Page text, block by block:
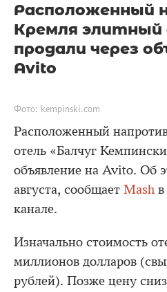
Расположенный
Кремля элитный
продали через
Avito
Фото: kempinski.com
Расположенный
отель «Балчуг
объявление на Avito. Об
августа, сообщает Mash
канале.
Изначально стоимость
миллионов долларов
рублей). Позже цену